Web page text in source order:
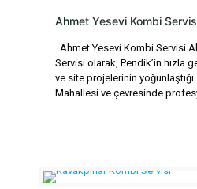
Ahmet Yesevi Kombi
Ahmet Yesevi Kombi Servisi
Servisi olarak, Pendik’in hızla
ve site projelerinin
Mahallesi ve çevresinde